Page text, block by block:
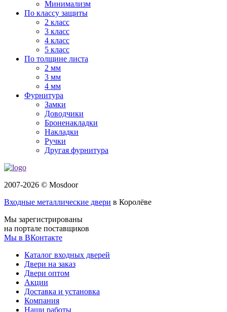
Минимализм
По классу защиты
2 класс
3 класс
4 класс
5 класс
По толщине листа
2 мм
3 мм
4 мм
Фурнитура
Замки
Доводчики
Броненакладки
Накладки
Ручки
Другая фурнитура
2007-2026 © Mosdoor
Входные металлические двери в Королёве
Мы зарегистрированы
на портале поставщиков
Мы в ВКонтакте
Каталог входных дверей
Двери на заказ
Двери оптом
Акции
Доставка и установка
Компания
Наши работы